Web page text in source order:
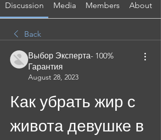
Discussion Media Members About
Back
Выбор Эксперта- 100%
Гарантия
August 28, 2023
Как убрать жир с
живота девушке в